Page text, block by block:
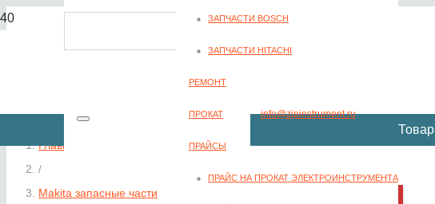
info@zipinstrument.ru
ЗАПЧАСТИ BOSCH
ЗАПЧАСТИ HITACHI
РЕМОНТ
ПРОКАТ
ПРАЙСЫ
ПРАЙС НА ПРОКАТ ЭЛЕКТРОИНСТРУМЕНТА
Товар
Главная
/
Makita запасные части